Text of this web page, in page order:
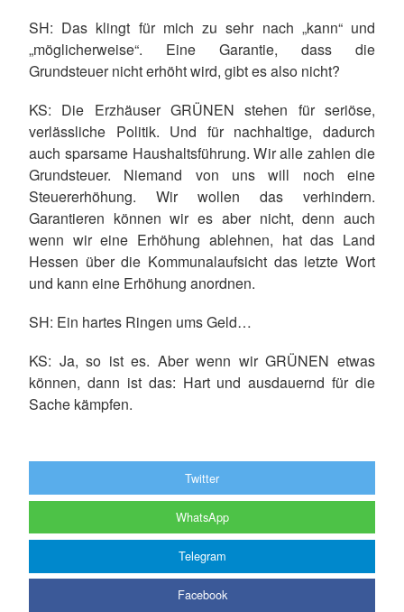
SH: Das klingt für mich zu sehr nach „kann“ und
„möglicherweise“. Eine Garantie, dass die
Grundsteuer nicht erhöht wird, gibt es also nicht?
KS: Die Erzhäuser GRÜNEN stehen für seriöse,
verlässliche Politik. Und für nachhaltige, dadurch
auch sparsame Haushaltsführung. Wir alle zahlen die
Grundsteuer. Niemand von uns will noch eine
Steuererhöhung. Wir wollen das verhindern.
Garantieren können wir es aber nicht, denn auch
wenn wir eine Erhöhung ablehnen, hat das Land
Hessen über die Kommunalaufsicht das letzte Wort
und kann eine Erhöhung anordnen.
SH: Ein hartes Ringen ums Geld…
KS: Ja, so ist es. Aber wenn wir GRÜNEN etwas
können, dann ist das: Hart und ausdauernd für die
Sache kämpfen.
Twitter
WhatsApp
Telegram
Facebook